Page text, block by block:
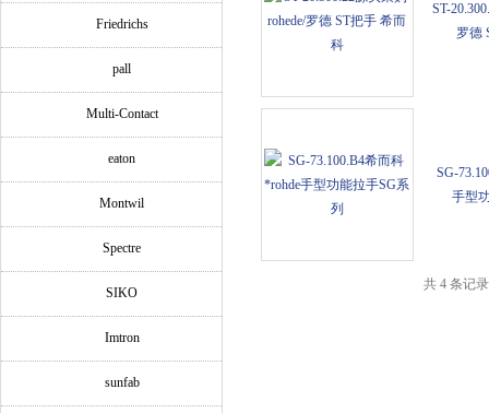
Friedrichs
pall
Multi-Contact
eaton
Montwil
Spectre
SIKO
Imtron
sunfab
ST-
罗德
SG-
手型
共 4 条记